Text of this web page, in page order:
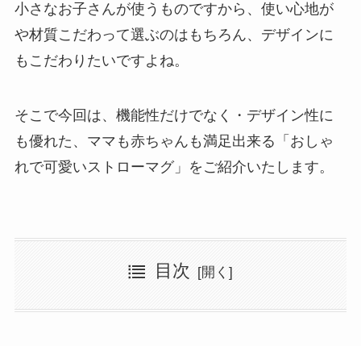
小さなお子さんが使うものですから、使い心地が
や材質こだわって選ぶのはもちろん、デザインに
もこだわりたいですよね。
そこで今回は、機能性だけでなく・デザイン性に
も優れた、ママも赤ちゃんも満足出来る「おしゃ
れで可愛いストローマグ」をご紹介いたします。
目次